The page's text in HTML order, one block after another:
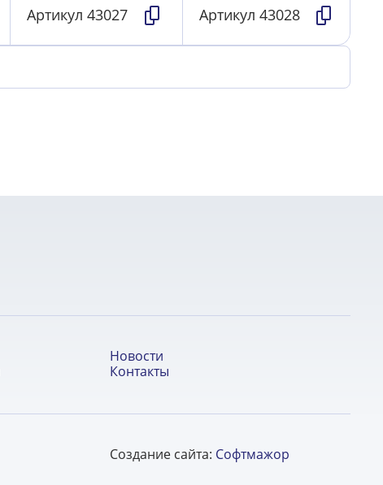
Артикул43027 Артикул 43028
Новости
Контакты
Создание сайта: Софтмажор